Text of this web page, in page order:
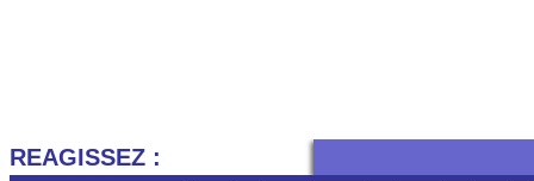
REAGISSEZ :